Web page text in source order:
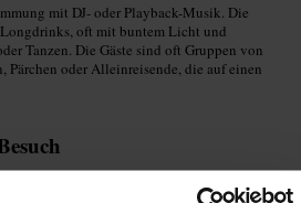
mit DJ- oder Playback-Musik. Die
oft mit buntem Licht und
Tanzen. Die Gäste sind oft Gruppen von
Pärchen oder Alleinreisende, die auf einen